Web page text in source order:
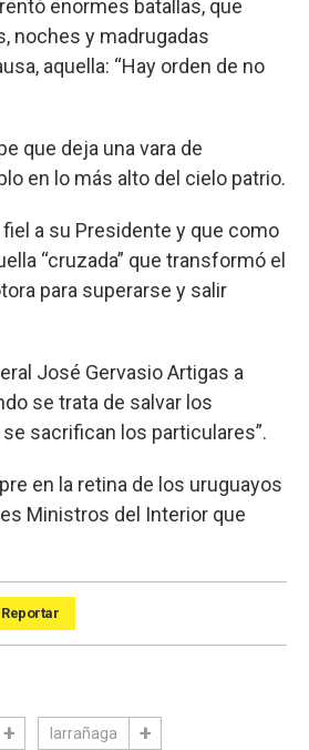
enormes batallas, que
noches y madrugadas
aquella: “Hay orden de no
que deja una vara de
en lo más alto del cielo patrio.
a su Presidente y que como
“cruzada” que transformó el
para superarse y salir
José Gervasio Artigas a
se trata de salvar los
sacrifican los particulares”.
en la retina de los uruguayos
Ministros del Interior que
Reportar
larrañaga